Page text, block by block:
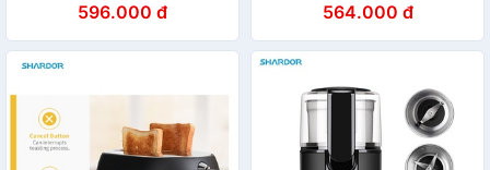
Dung tích: 1000ml - BẢO
HÀNH 12 THÁNG
596.000 đ
CG515B Dạng ấn giữ - Chính
hãng
564.000 đ